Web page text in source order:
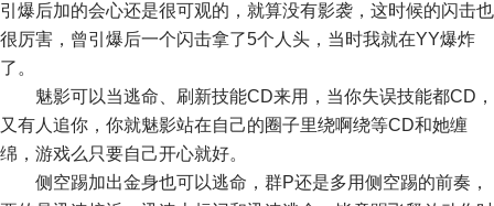
引爆后加的会心还是很可观的，就算没有影袭，这时候的闪击也
很厉害，曾引爆后一个闪击拿了5个人头，当时我就在YY爆炸
了。
魅影可以当逃命、刷新技能CD来用，当你失误技能都CD，
又有人追你，你就魅影站在自己的圈子里绕啊绕等CD和她缠
绵，游戏么只要自己开心就好。
侧空踢加出金身也可以逃命，群P还是多用侧空踢的前奏，